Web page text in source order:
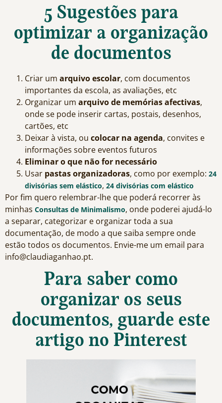
5 Sugestões para
optimizar a organização
de documentos
Criar um arquivo escolar, com documentos
importantes da escola, as avaliações, etc
Organizar um arquivo de memórias afectivas,
onde se pode inserir cartas, postais, desenhos,
cartões, etc
Deixar à vista, ou colocar na agenda, convites e
informações sobre eventos futuros
Eliminar o que não for necessário
Usar pastas organizadoras, como por exemplo: 24
divisórias sem elástico, 24 divisórias com elástico
Por fim quero relembrar-lhe que poderá recorrer às
minhas Consultas de Minimalismo, onde poderei ajudá-lo
a separar, categorizar e organizar toda a sua
documentação, de modo a que saiba sempre onde
estão todos os documentos. Envie-me um email para
info@claudiaganhao.pt.
Para saber como
organizar os seus
documentos, guarde este
artigo no Pinterest